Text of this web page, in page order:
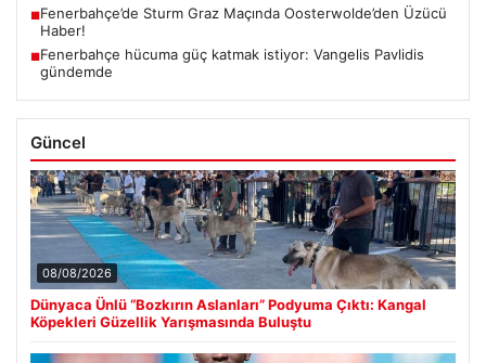
■Fenerbahçe’de Sturm Graz Maçında Oosterwolde’den Üzücü
Haber!
■Fenerbahçe hücuma güç katmak istiyor: Vangelis Pavlidis
gündemde
Güncel
08/08/2026
Dünyaca Ünlü “Bozkırın Aslanları” Podyuma Çıktı: Kangal
Köpekleri Güzellik Yarışmasında Buluştu